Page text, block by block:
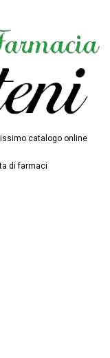
catalogo online
di farmaci